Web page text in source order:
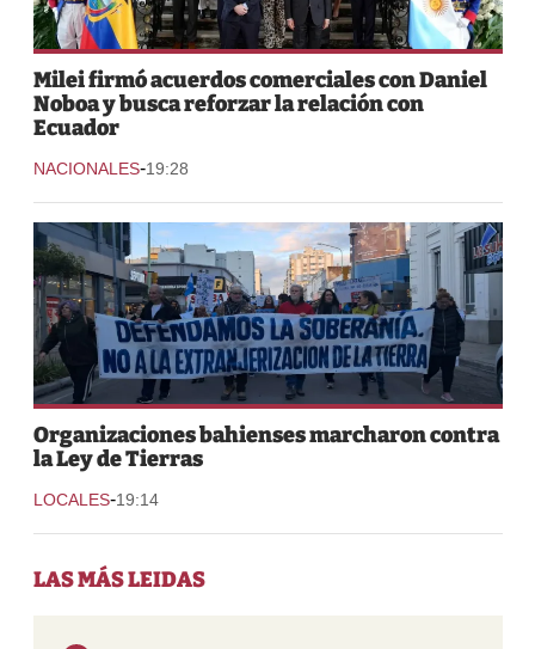
Milei firmó acuerdos comerciales con Daniel
Noboa y busca reforzar la relación con
Ecuador
NACIONALES-19:28
Organizaciones bahienses marcharon contra
la Ley de Tierras
LOCALES-19:14
LAS MÁS LEIDAS